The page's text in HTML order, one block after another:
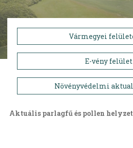
Vármegyei
E-vény felület
Növényvédelmi
Aktuális parlagfű és pollen